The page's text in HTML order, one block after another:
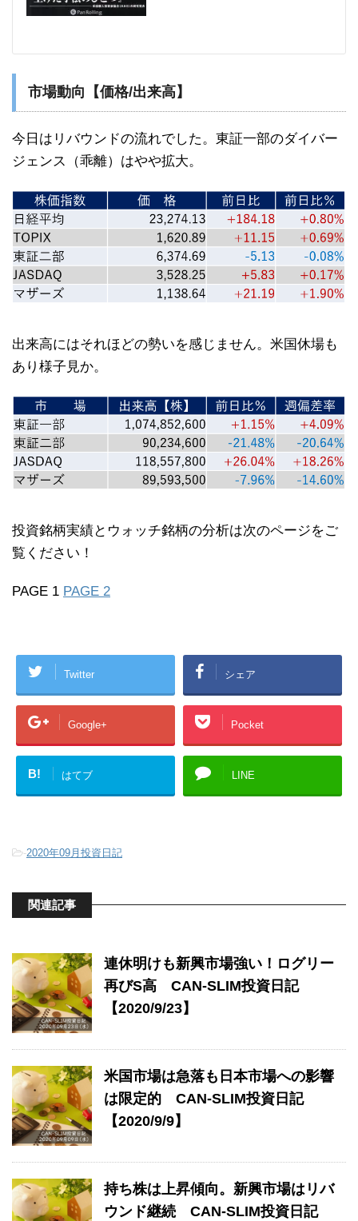
市場動向【価格/出来高】
今日はリバウンドの流れでした。東証一部のダイバー
ジェンス（乖離）はやや拡大。
出来高にはそれほどの勢いを感じません。米国休場も
あり様子見か。
投資銘柄実績とウォッチ銘柄の分析は次のページをご
覧ください！
PAGE 1 PAGE 2
Twitter シェア
Google+ Pocket
B! はてブ LINE
-2020年09月投資日記
関連記事
連休明けも新興市場強い！ログリー
再びS高 CAN-SLIM投資日記
【2020/9/23】
米国市場は急落も日本市場への影響
は限定的 CAN-SLIM投資日記
【2020/9/9】
持ち株は上昇傾向。新興市場はリバ
ウンド継続 CAN-SLIM投資日記